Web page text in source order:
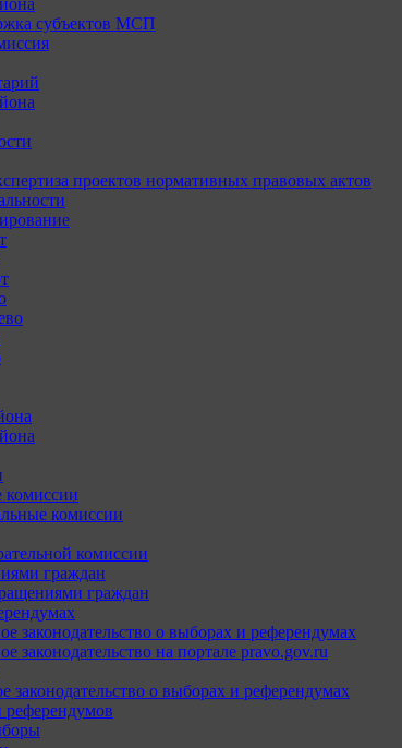
субъектов МСП
проектов нормативных правовых актов
комиссии
комиссии
комиссии
граждан
граждан
законодательство о выборах и референдумах
законодательство на портале pravo.gov.ru
законодательство о выборах и референдумах